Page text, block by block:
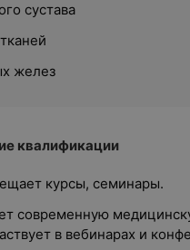
сустава
желез
квалификации
курсы, семинары.
современную
в вебинарах и